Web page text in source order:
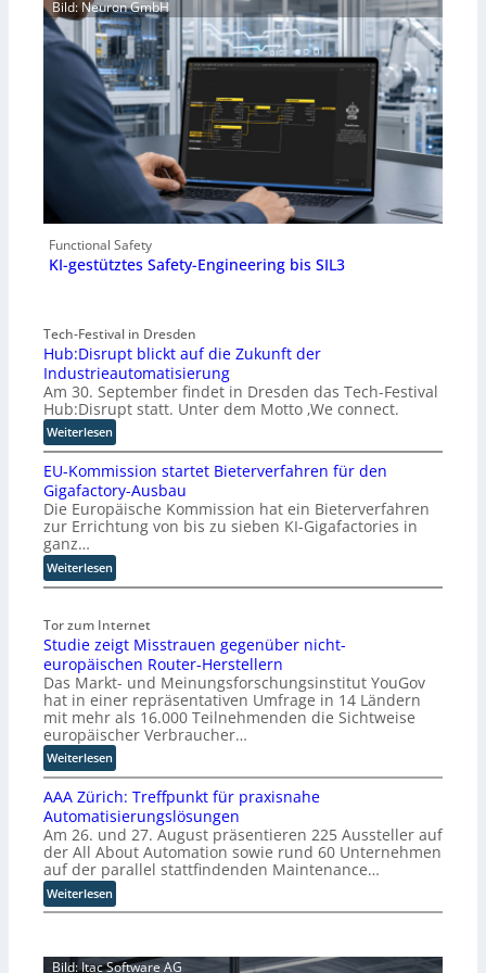
Bild: Neuron GmbH
Functional Safety
KI-gestütztes Safety-Engineering bis SIL3
Tech-Festival in Dresden
Hub:Disrupt blickt auf die Zukunft der
Industrieautomatisierung
Am 30. September findet in Dresden das Tech-Festival
Hub:Disrupt statt. Unter dem Motto ‚We connect.
Weiterlesen:
H
u
b
:
D
s
r
p
t
b
l
i
c
k
t
a
u
f
d
i
e
Z
u
EU-Kommission startet Bieterverfahren für den
Gigafactory-Ausbau
Die Europäische Kommission hat ein Bieterverfahren
zur Errichtung von bis zu sieben KI-Gigafactories in
ganz…
Weiterlesen:
E
-
K
o
m
m
s
s
i
o
n
s
t
a
r
t
t
Tor zum Internet
Studie zeigt Misstrauen gegenüber nicht-
europäischen Router-Herstellern
Das Markt- und Meinungsforschungsinstitut YouGov
hat in einer repräsentativen Umfrage in 14 Ländern
mit mehr als 16.000 Teilnehmenden die Sichtweise
europäischer Verbraucher…
Weiterlesen:
S
t
u
d
i
e
z
e
AAA Zürich: Treffpunkt für praxisnahe
Automatisierungslösungen
Am 26. und 27. August präsentieren 225 Aussteller auf
der All About Automation sowie rund 60 Unternehmen
auf der parallel stattfindenden Maintenance…
Weiterlesen:
A
Bild: Itac Software AG